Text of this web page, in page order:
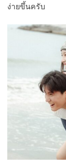
ง่ายขึ้นครับ